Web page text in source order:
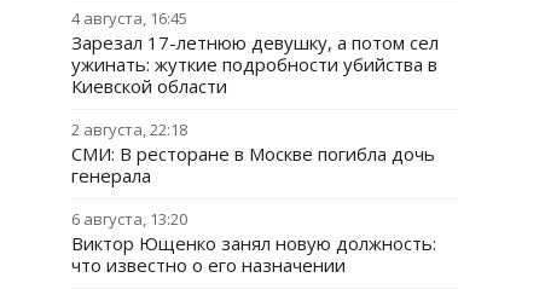
4 августа, 16:45
Зарезал 17-летнюю девушку, а потом сел
ужинать: жуткие подробности убийства в
Киевской области
2 августа, 22:18
СМИ: В ресторане в Москве погибла дочь
генерала
6 августа, 13:20
Виктор Ющенко занял новую должность:
что известно о его назначении